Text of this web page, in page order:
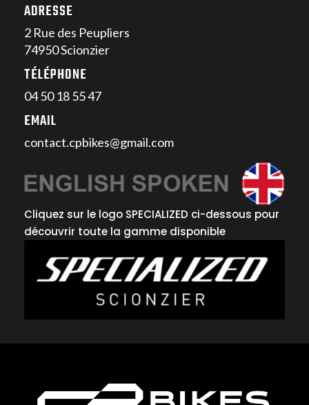
ADRESSE
2 Rue des Peupliers
74950 Scionzier
TÉLÉPHONE
04 50 18 55 47
EMAIL
contact.cpbikes@gmail.com
Cliquez sur le logo SPECIALIZED ci-dessous pour
découvrir toute la gamme disponible